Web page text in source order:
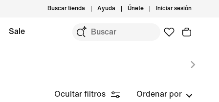
Buscar tienda Ayuda Únete Iniciar sesión
Sale
Ocultar filtros Ordenar por